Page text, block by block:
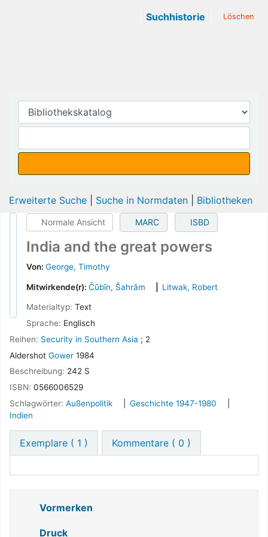
Suchhistorie Löschen
Erweiterte Suche Suche in Normdaten Bibliotheken
Normale Ansicht MARC ISBD
India and the great powers
Von: George, Timothy
Mitwirkende(r): Čūbīn, Šahrām Litwak, Robert
Materialtyp: Text
Sprache: Englisch
Reihen: Security in Southern Asia ; 2
Aldershot Gower 1984
Beschreibung: 242 S
ISBN: 0566006529
Schlagwörter: Außenpolitik
Geschichte 1947-1980
Indien
Exemplare ( 1 ) Kommentare ( 0 )
Vormerken
Druck